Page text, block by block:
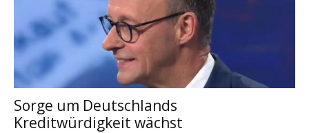
Sorge um Deutschlands
Kreditwürdigkeit wächst